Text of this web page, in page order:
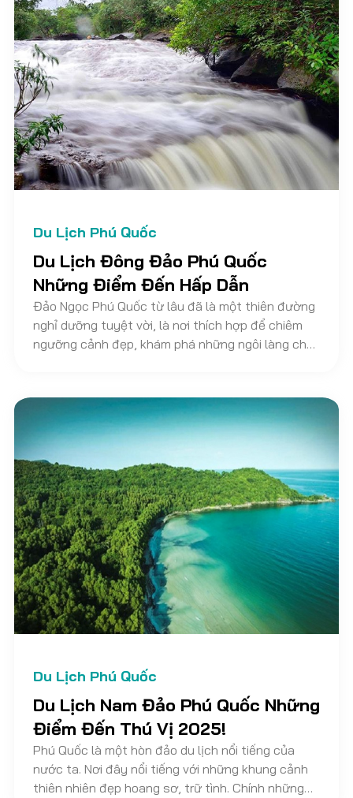
Du Lịch Phú Quốc
Du Lịch Đông Đảo Phú Quốc
Những Điểm Đến Hấp Dẫn
Đảo Ngọc Phú Quốc từ lâu đã là một thiên đường
nghỉ dưỡng tuyệt vời, là nơi thích hợp để chiêm
ngưỡng cảnh đẹp, khám phá những ngôi làng chài
nổi tiếng mà còn được đắm mình trong cảnh sắc
nên thơ hữu tình của các bãi biển, con suối, dòng
sông
Du Lịch Phú Quốc
Du Lịch Nam Đảo Phú Quốc Những
Điểm Đến Thú Vị 2025!
Phú Quốc là một hòn đảo du lịch nổi tiếng của
nước ta. Nơi đây nổi tiếng với những khung cảnh
thiên nhiên đẹp hoang sơ, trữ tình. Chính những